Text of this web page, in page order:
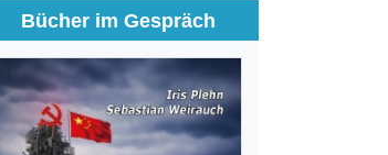
Bücher im Gespräch